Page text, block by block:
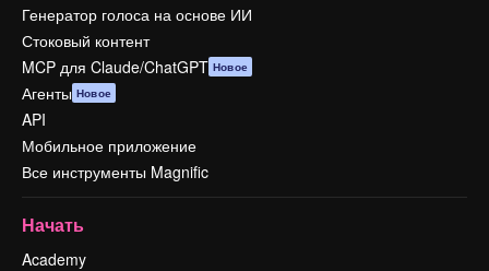
Генератор голоса на основе ИИ
Стоковый контент
MCP для Claude/ChatGPT Новое
Агенты Новое
API
Мобильное приложение
Все инструменты Magnific
Начать
Academy